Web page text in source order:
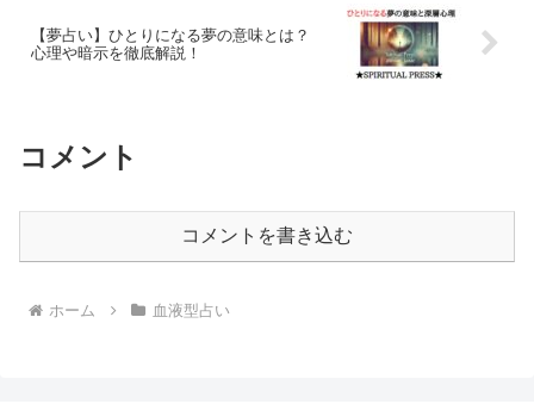
【夢占い】ひとりになる夢の意味とは？
心理や暗示を徹底解説！
コメント
コメントを書き込む
ホーム 血液型占い